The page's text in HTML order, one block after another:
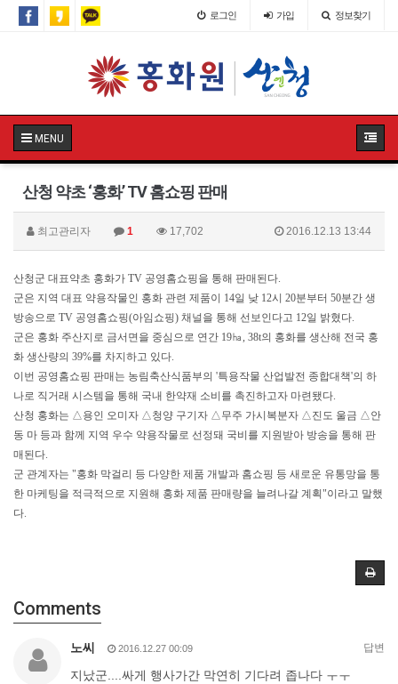
로그인 가입 정보찾기
MENU
산청 약초 ‘홍화’ TV 홈쇼핑 판매
최고관리자 1 17,702 2016.12.13 13:44
산청군 대표약초 홍화가 TV 공영홈쇼핑을 통해 판매된다.
군은 지역 대표 약용작물인 홍화 관련 제품이 14일 낮 12시 20분부터 50분간 생
방송으로 TV 공영홈쇼핑(아임쇼핑) 채널을 통해 선보인다고 12일 밝혔다.
군은 홍화 주산지로 금서면을 중심으로 연간 19㏊, 38t의 홍화를 생산해 전국 홍
화 생산량의 39%를 차지하고 있다.
이번 공영홈쇼핑 판매는 농림축산식품부의 '특용작물 산업발전 종합대책'의 하
나로 직거래 시스템을 통해 국내 한약재 소비를 촉진하고자 마련됐다.
산청 홍화는 △용인 오미자 △청양 구기자 △무주 가시복분자 △진도 울금 △안
동 마 등과 함께 지역 우수 약용작물로 선정돼 국비를 지원받아 방송을 통해 판
매된다.
군 관계자는 "홍화 막걸리 등 다양한 제품 개발과 홈쇼핑 등 새로운 유통망을 통
한 마케팅을 적극적으로 지원해 홍화 제품 판매량을 늘려나갈 계획"이라고 말했
다.
Comments
노씨 2016.12.27 00:09 답변
지났군....싸게 행사가간 막연히 기다려 좁나다 ㅜㅜ